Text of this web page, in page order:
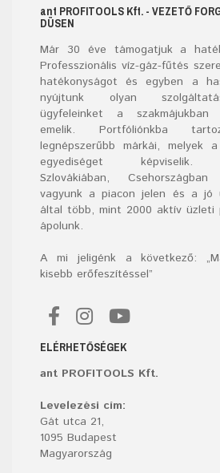
ant PROFITOOLS Kft. - VEZETŐ
DÜSEN
Már 30 éve támogatjuk a
Professzionális víz-gáz-fűtés
hatékonyságot és egyben a
nyújtunk olyan
ügyfeleinket a szakmájukban
emelik. Portfóliónkba
legnépszerűbb márkái, melyek
egyediséget képviselik.
Szlovákiában,
vagyunk a piacon jelen és a jó
által több, mint 2000 aktív üzleti
ápolunk.
A mi jeligénk a következő:
kisebb erőfeszítéssel”
ELÉRHETŐSÉGEK
ant PROFITOOLS Kft.
Levelezési cím:
Gát utca 21,
1095 Budapest
Magyarország